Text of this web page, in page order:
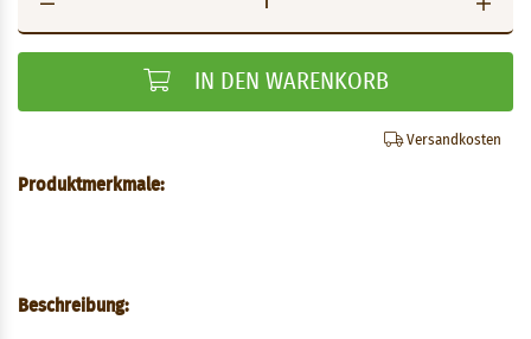
IN DEN WARENKORB
Versandkosten
Produktmerkmale:
Beschreibung: